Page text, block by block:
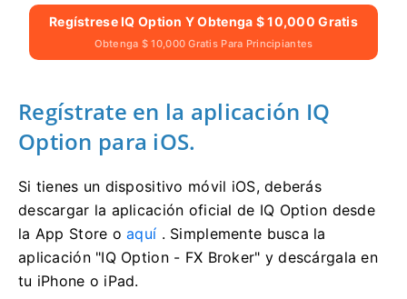
Regístrese IQ Option Y Obtenga $ 10,000 Gratis
Obtenga $ 10,000 Gratis Para Principiantes
Regístrate en la aplicación IQ
Option para iOS.
Si tienes un dispositivo móvil iOS, deberás
descargar la aplicación oficial de IQ Option desde
la App Store oaquí . Simplemente busca la
aplicación "IQ Option - FX Broker" y descárgala en
tu iPhone o iPad.